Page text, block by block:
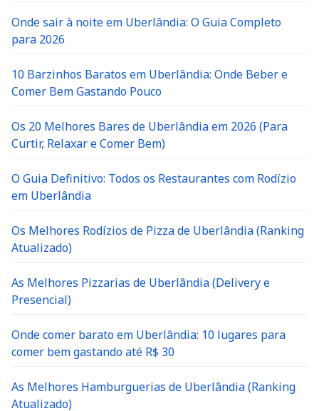
Onde sair à noite em Uberlândia: O Guia Completo
para 2026
10 Barzinhos Baratos em Uberlândia: Onde Beber e
Comer Bem Gastando Pouco
Os 20 Melhores Bares de Uberlândia em 2026 (Para
Curtir, Relaxar e Comer Bem)
O Guia Definitivo: Todos os Restaurantes com Rodízio
em Uberlândia
Os Melhores Rodízios de Pizza de Uberlândia (Ranking
Atualizado)
As Melhores Pizzarias de Uberlândia (Delivery e
Presencial)
Onde comer barato em Uberlândia: 10 lugares para
comer bem gastando até R$ 30
As Melhores Hamburguerias de Uberlândia (Ranking
Atualizado)